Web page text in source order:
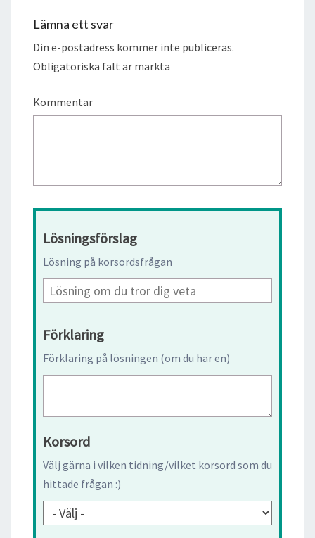
Lämna ett svar
Din e-postadress kommer inte publiceras.
Obligatoriska fält är märkta
Kommentar
Lösningsförslag
Lösning på korsordsfrågan
Förklaring
Förklaring på lösningen (om du har en)
Korsord
Välj gärna i vilken tidning/vilket korsord som du
hittade frågan :)